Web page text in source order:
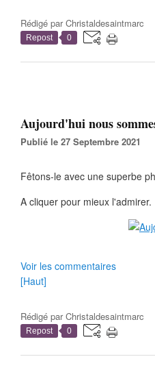
Rédigé parChristaldesaintmarc
Repost 0
Aujourd'hui nous
Publié le 27 Septembre 2021
Fêtons-le avec une superbe
A cliquer pour mieux l'admirer.
Voir les commentaires
[Haut]
Rédigé parChristaldesaintmarc
Repost 0